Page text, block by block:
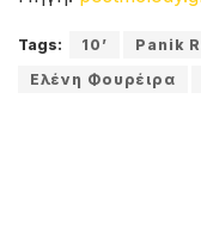
Tags: 10’ Panik
Ελένη Φουρέιρα